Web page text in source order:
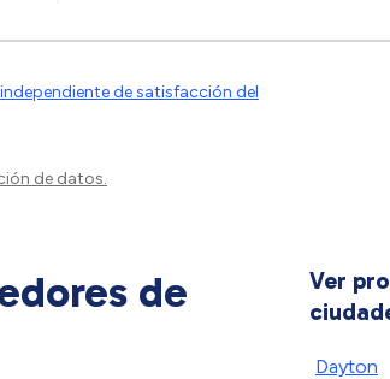
de satisfacción del
de datos.
de
Ver
Dayton